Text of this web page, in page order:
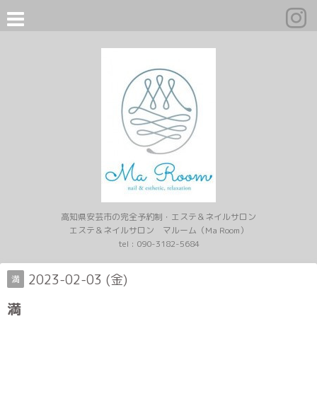
高知県安芸市の完全予約制・エステ＆ネイルサロン
エステ＆ネイルサロン マルーム（Ma Room）
tel : 090-3182-5684
満 2023-02-03 (金)
満